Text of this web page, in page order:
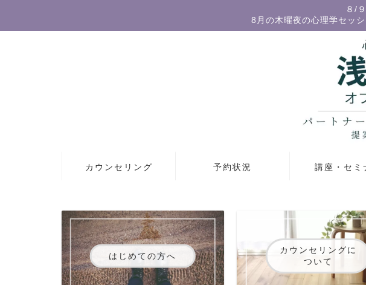
８/
8月の木曜夜の心理学セッ
カウンセリング 予約状況 講座・セミ
はじめての方へ
カウンセリングに
ついて